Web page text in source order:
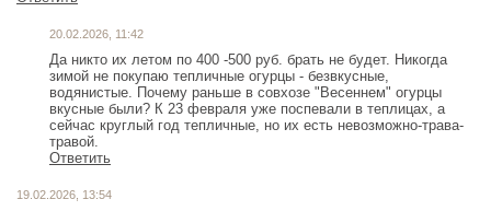
20.02.2026, 11:42
Да никто их летом по 400 -500 руб. брать не будет. Никогда
зимой не покупаю тепличные огурцы - безвкусные,
водянистые. Почему раньше в совхозе "Весеннем" огурцы
вкусные были? К 23 февраля уже поспевали в теплицах, а
сейчас круглый год тепличные, но их есть невозможно-трава-
травой.
Ответить
19.02.2026, 13:54